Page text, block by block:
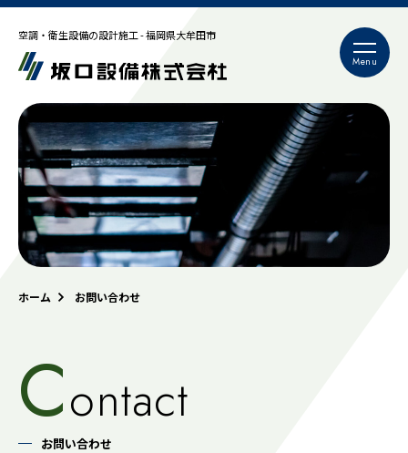
空調・衛生設備の設計施工 - 福岡県大牟田市
ホーム お問い合わせ
COntact
お問い合わせ